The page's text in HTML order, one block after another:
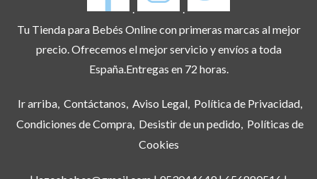
.
.
Tu Tienda para Bebés Online con primeras marcas al mejor
precio. Ofrecemos el mejor servicio y envíos a toda
España.Entregas en 72 horas.
Ir arriba Contáctanos Aviso Legal Política de Privacidad
Condiciones de Compra Desistir de un pedido Políticas de
Cookies